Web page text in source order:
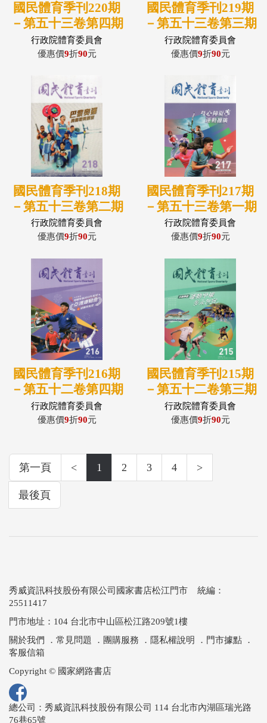
國民體育季刊220期
－第五十三卷第四期
(113/12)
行政院體育委員會
優惠價9折90元
國民體育季刊219期
－第五十三卷第三期
(113/09)
行政院體育委員會
優惠價9折90元
國民體育季刊218期
－第五十三卷第二期
(113/06)
行政院體育委員會
優惠價9折90元
國民體育季刊217期
－第五十三卷第一期
(113/05)
行政院體育委員會
優惠價9折90元
國民體育季刊216期
－第五十二卷第四期
(112/12)
行政院體育委員會
優惠價9折90元
國民體育季刊215期
－第五十二卷第三期
(112/09)
行政院體育委員會
優惠價9折90元
第一頁 < 1 2 3 4 >
最後頁
秀威資訊科技股份有限公司國家書店松江門市 統編：
25511417
門市地址：104 台北市中山區松江路209號1樓
關於我們
． 常見問題 ． 團購服務 ． 隱私權說明 ． 門市據點 ．
客服信箱
Copyright © 國家網路書店
總公司：秀威資訊科技股份有限公司 114 台北市內湖區瑞光路
76巷65號